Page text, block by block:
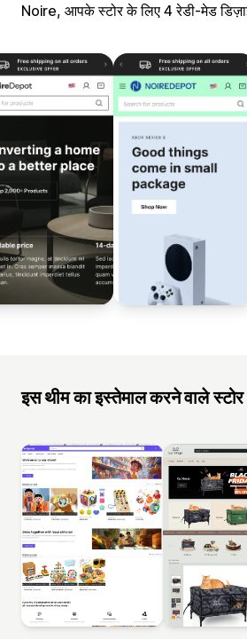
Noire, आपके स्टोर के लिए 4 रेडी-मेड
इस थीम का इस्तेमाल करने वाले स्टोर